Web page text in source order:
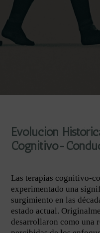
Evolución
Cognitivo-
Las terapias cognitivo-
experimentado una
surgimiento en las
estado actual.
desarrollaron como una